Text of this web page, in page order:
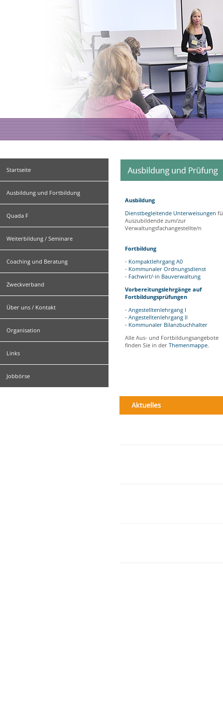
Startseite
Ausbildung und Fortbildung
Quada F
Weiterbildung / Seminare
Coaching und Beratung
Zweckverband
Über uns / Kontakt
Organisation
Links
Jobbörse
Ausbildung
Dienstbegleitende Unterweisungen
Auszubildende zum/zur
Verwaltungsfachangestellte/n
Fortbildung
- Kompaktlehrgang A0
- Kommunaler Ordnungsdienst
- Fachwirt/-in Bauverwaltung
Vorbereitungslehrgänge auf
Fortbildungsprüfungen
- Angestelltenlehrgang I
- Angestelltenlehrgang II
- Kommunaler Bilanzbuchhalter
Alle Aus- und Fortbildungsangebote
finden Sie in der Themenmappe.